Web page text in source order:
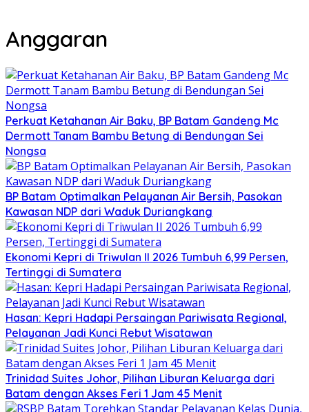
Anggaran
Perkuat Ketahanan Air Baku, BP Batam Gandeng Mc
Dermott Tanam Bambu Betung di Bendungan Sei
Nongsa
BP Batam Optimalkan Pelayanan Air Bersih, Pasokan
Kawasan NDP dari Waduk Duriangkang
Ekonomi Kepri di Triwulan II 2026 Tumbuh 6,99 Persen,
Tertinggi di Sumatera
Hasan: Kepri Hadapi Persaingan Pariwisata Regional,
Pelayanan Jadi Kunci Rebut Wisatawan
Trinidad Suites Johor, Pilihan Liburan Keluarga dari
Batam dengan Akses Feri 1 Jam 45 Menit